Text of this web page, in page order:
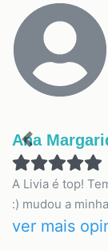
Ana
A Livia é top!
:) mudou a
ver mais
Previous